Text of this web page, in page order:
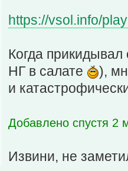
https://vsol.info/
Когда прикидывал
НГ в салате
),
и
Добавлено спустя 2
Извини, не